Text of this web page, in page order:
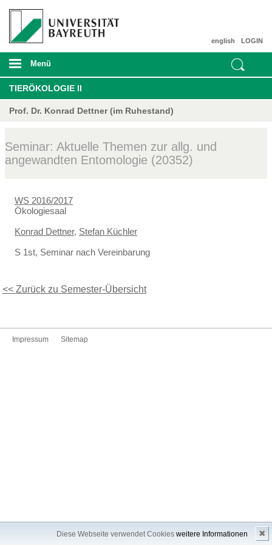
Diese Webseite verwendet Cookies weitere Informationen ✖
LOGIN
english
Menü
TIERÖKOLOGIE II
Prof. Dr. Konrad Dettner (im Ruhestand)
Seminar: Aktuelle Themen zur allg. und
angewandten Entomologie (20352)
WS 2016/2017
Ökologiesaal
Konrad Dettner, Stefan Küchler
S 1st, Seminar nach Vereinbarung
<< Zurück zu Semester-Übersicht
Impressum Sitemap